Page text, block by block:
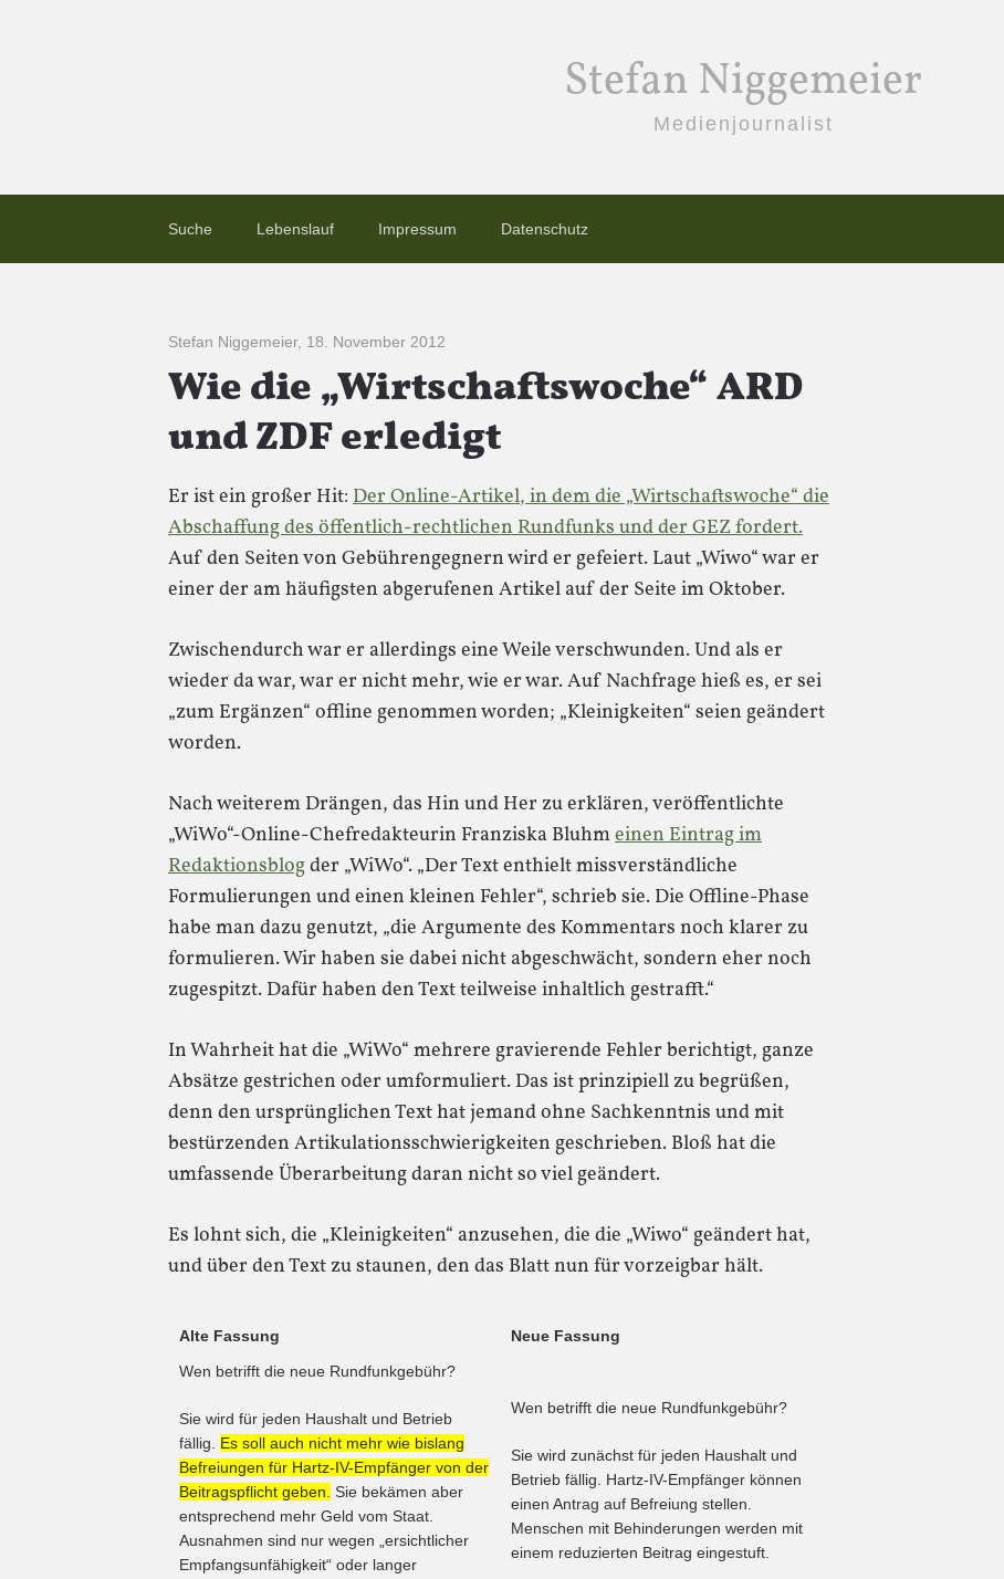
Stefan Niggemeier
Medienjournalist
Suche Lebenslauf Impressum Datenschutz
Stefan Niggemeier, 18. November 2012
Wie die „Wirtschaftswoche“ ARD
und ZDF erledigt
Er ist ein großer Hit: Der Online-Artikel, in dem die „Wirtschaftswoche“ die
Abschaffung des öffentlich-rechtlichen Rundfunks und der GEZ fordert.
Auf den Seiten von Gebührengegnern wird er gefeiert. Laut „Wiwo“ war er
einer der am häufigsten abgerufenen Artikel auf der Seite im Oktober.
Zwischendurch war er allerdings eine Weile verschwunden. Und als er
wieder da war, war er nicht mehr, wie er war. Auf Nachfrage hieß es, er sei
„zum Ergänzen“ offline genommen worden; „Kleinigkeiten“ seien geändert
worden.
Nach weiterem Drängen, das Hin und Her zu erklären, veröffentlichte
„WiWo“-Online-Chefredakteurin Franziska Bluhmeinen Eintrag im
Redaktionsblogder „WiWo“. „Der Text enthielt missverständliche
Formulierungen und einen kleinen Fehler“, schrieb sie. Die Offline-Phase
habe man dazu genutzt, „die Argumente des Kommentars noch klarer zu
formulieren. Wir haben sie dabei nicht abgeschwächt, sondern eher noch
zugespitzt. Dafür haben den Text teilweise inhaltlich gestrafft.“
In Wahrheit hat die „WiWo“ mehrere gravierende Fehler berichtigt, ganze
Absätze gestrichen oder umformuliert. Das ist prinzipiell zu begrüßen,
denn den ursprünglichen Text hat jemand ohne Sachkenntnis und mit
bestürzenden Artikulationsschwierigkeiten geschrieben. Bloß hat die
umfassende Überarbeitung daran nicht so viel geändert.
Es lohnt sich, die „Kleinigkeiten“ anzusehen, die die „Wiwo“ geändert hat,
und über den Text zu staunen, den das Blatt nun für vorzeigbar hält.
Alte Fassung
Neue Fassung
Wen betrifft die neue Rundfunkgebühr?
Sie wird für jeden Haushalt und Betrieb
fällig. Es soll auch nicht mehr wie bislang
Befreiungen für Hartz-IV-Empfänger von der
Beitragspflicht geben. Sie bekämen aber
entsprechend mehr Geld vom Staat.
Ausnahmen sind nur wegen „ersichtlicher
Empfangsunfähigkeit“ oder langer
Wen betrifft die neue Rundfunkgebühr?
Sie wird zunächst für jeden Haushalt und
Betrieb fällig. Hartz-IV-Empfänger können
einen Antrag auf Befreiung stellen.
Menschen mit Behinderungen werden mit
einem reduzierten Beitrag eingestuft.